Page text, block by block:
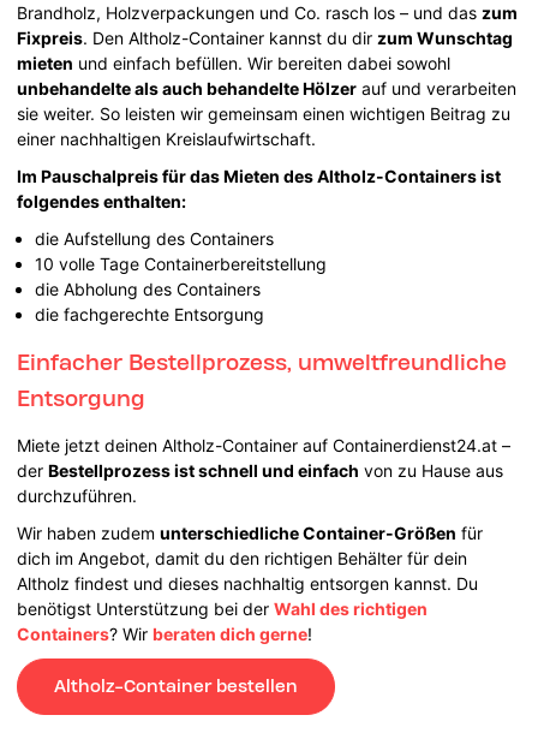
Brandholz, Holzverpackungen und Co. rasch los – und das zum
Fixpreis. Den Altholz-Container kannst du dir zum Wunschtag
mieten und einfach befüllen. Wir bereiten dabei sowohl
unbehandelte als auch behandelte Hölzer auf und verarbeiten
sie weiter. So leisten wir gemeinsam einen wichtigen Beitrag zu
einer nachhaltigen Kreislaufwirtschaft.
Im Pauschalpreis für das Mieten des Altholz-Containers ist
folgendes enthalten:
die Aufstellung des Containers
10 volle Tage Containerbereitstellung
die Abholung des Containers
die fachgerechte Entsorgung
Einfacher Bestellprozess, umweltfreundliche
Entsorgung
Miete jetzt deinen Altholz-Container auf Containerdienst24.at –
derBestellprozess ist schnell und einfach von zu Hause aus
durchzuführen.
Wir haben zudemunterschiedliche Container-Größen für
dich im Angebot, damit du den richtigen Behälter für dein
Altholz findest und dieses nachhaltig entsorgen kannst. Du
benötigst Unterstützung bei derWahl des richtigen
Containers? Wir beraten dich gerne!
Altholz-Container bestellen